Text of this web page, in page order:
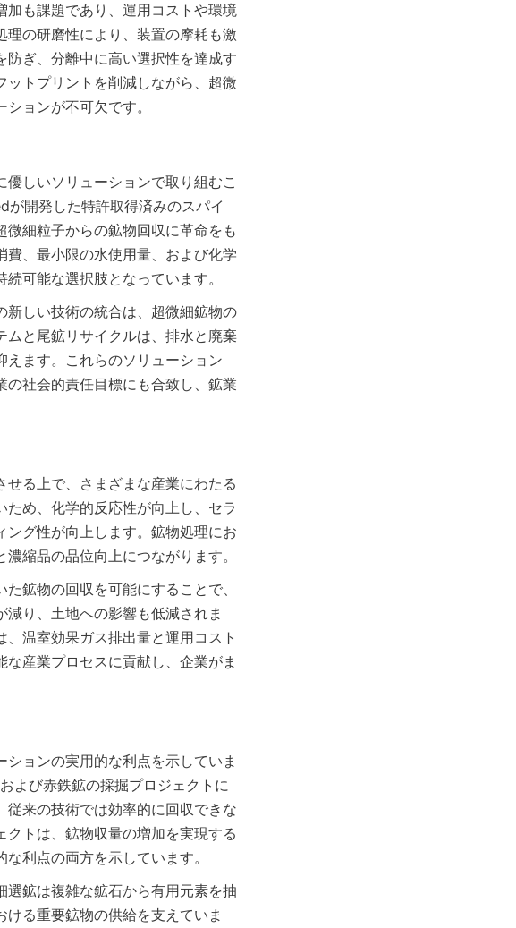
も課題であり、運用コストや環境
の研磨性により、装置の摩耗も激
防ぎ、分離中に高い選択性を達成す
トプリントを削減しながら、超微
ョンが不可欠です。
しいソリューションで取り組むこ
開発した特許取得済みのスパイ
細粒子からの鉱物回収に革命をも
、最小限の水使用量、および化学
可能な選択肢となっています。
新しい技術の統合は、超微細鉱物の
と尾鉱リサイクルは、排水と廃棄
ます。これらのソリューション
社会的責任目標にも合致し、鉱業
る上で、さまざまな産業にわたる
め、化学的反応性が向上し、セラ
ング性が向上します。鉱物処理にお
縮品の品位向上につながります。
鉱物の回収を可能にすることで、
り、土地への影響も低減されま
温室効果ガス排出量と運用コスト
産業プロセスに貢献し、企業がま
ョンの実用的な利点を示していま
び赤鉄鉱の採掘プロジェクトに
来の技術では効率的に回収できな
トは、鉱物収量の増加を実現する
利点の両方を示しています。
鉱は複雑な鉱石から有用元素を抽
る重要鉱物の供給を支えていま